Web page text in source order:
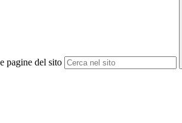
pagine del sito